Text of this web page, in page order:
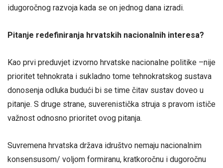
idugoročnog razvoja kada se on jednog dana izradi.
Pitanje redefiniranja hrvatskih nacionalnih interesa?
Kao prvi preduvjet izvorno hrvatske nacionalne politike –nije
prioritet tehnokrata i sukladno tome tehnokratskog sustava
donosenja odluka budući bi se time čitav sustav doveo u
pitanje. S druge strane, suverenistička struja s pravom ističe
važnost odnosno prioritet ovog pitanja.
Suvremena hrvatska država idruštvo nemaju nacionalnim
konsensusom/ voljom formiranu, kratkoročnu i dugoročnu